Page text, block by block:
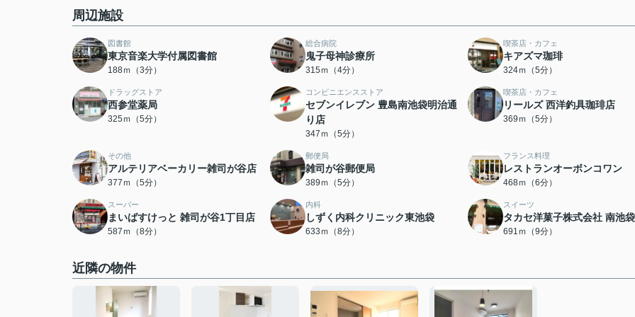
周辺施設
図書館
東京音楽大学付属図書館
188ｍ（3分）
総合病院
鬼子母神診療所
315ｍ（4分）
喫茶店・カフェ
キアズマ珈琲
324ｍ（5分）
ドラッグストア
西参堂薬局
325ｍ（5分）
コンビニエンスストア
セブンイレブン 豊島南池袋明治通
り店
347ｍ（5分）
喫茶店・カフェ
リールズ 西洋釣具珈琲店
369ｍ（5分）
その他
アルテリアベーカリー雑司が谷店
377ｍ（5分）
郵便局
雑司が谷郵便局
389ｍ（5分）
フランス料理
レストランオーボンコワン
468ｍ（6分）
スーパー
まいばすけっと 雑司が谷1丁目店
587ｍ（8分）
内科
しずく内科クリニック東池袋
633ｍ（8分）
スイーツ
タカセ洋菓子株式会社 南池
691ｍ（9分）
近隣の物件